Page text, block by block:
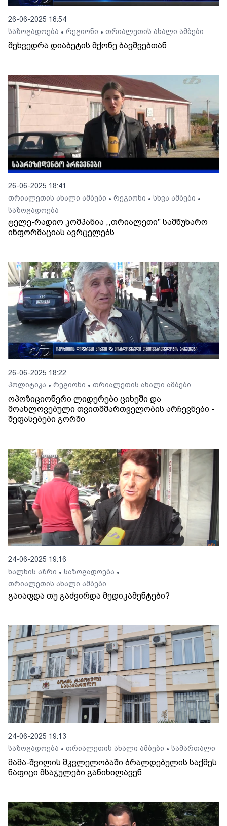
26-06-2025 18:54
საზოგადოება • რეგიონი • თრიალეთის ახალი ამბები
შეხვედრა დიაბეტის მქონე ბავშვებთან
26-06-2025 18:41
თრიალეთის ახალი ამბები • რეგიონი • სხვა ამბები •
საზოგადოება
ტელე-რადიო კომპანია ,,თრიალეთი'' სამწუხარო
ინფორმაციას ავრცელებს
26-06-2025 18:22
პოლიტიკა • რეგიონი • თრიალეთის ახალი ამბები
ოპოზიციონერი ლიდერები ციხეში და
მოახლოვებული თვითმმართველობის არჩევნები -
შეფასებები გორში
24-06-2025 19:16
ხალხის აზრი • საზოგადოება •
თრიალეთის ახალი ამბები
გაიაფდა თუ გაძვირდა მედიკამენტები?
24-06-2025 19:13
საზოგადოება • თრიალეთის ახალი ამბები • სამართალი
მამა-შვილის მკვლელობაში ბრალდებულის საქმეს
ნაფიცი მსაჯულები განიხილავენ